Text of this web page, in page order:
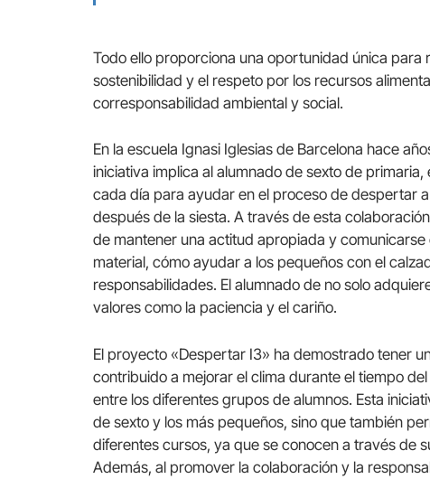
Todo ello proporciona una oportunidad única
sostenibilidad y el respeto por los recursos
corresponsabilidad ambiental y social.
En la escuela Ignasi Iglesias de Barcelona hace
iniciativa implica al alumnado de sexto de
cada día para ayudar en el proceso de despertar
después de la siesta. A través de esta
de mantener una actitud apropiada y
material, cómo ayudar a los pequeños con el
responsabilidades. El alumnado de no solo
valores como la paciencia y el cariño.
El proyecto «Despertar I3» ha demostrado tener
contribuido a mejorar el clima durante el tiempo
entre los diferentes grupos de alumnos. Esta
de sexto y los más pequeños, sino que también
diferentes cursos, ya que se conocen a través de
Además, al promover la colaboración y la